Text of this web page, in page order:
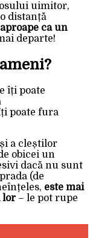
uimitor,
distanță
ca un
departe!
poate fura
a cleștilor
obicei un
dacă nu sunt
(de
este mai
lor – le pot rupe